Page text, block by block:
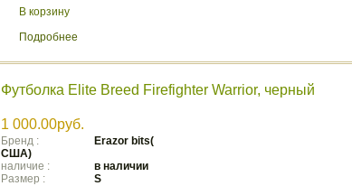
В корзину
Подробнее
Футболка Elite Breed Firefighter Warrior, черный
1 000.00руб.
Бренд :
Erazor bits(
CША)
наличие :
в наличии
Размер :
S